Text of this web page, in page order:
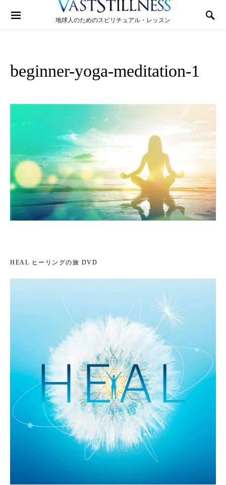
地球人のためのスピリチュアル・レッスン
Search for:
beginner-yoga-meditation-1
HEAL ヒーリングの旅 DVD